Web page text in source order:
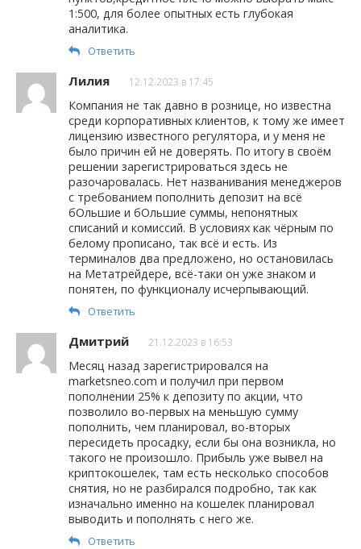
1:500, для более опытных есть глубокая
аналитика.
Ответить
Лилия 12.12.2023 в 17:45
Компания не так давно в рознице, но известна
среди корпоративных клиентов, к тому же имеет
лицензию известного регулятора, и у меня не
было причин ей не доверять. По итогу в своём
решении зарегистрироваться здесь не
разочаровалась. Нет названивания менеджеров
с требованием пополнить депозит на всё
бОльшие и бОльшие суммы, непонятных
списаний и комиссий. В условиях как чёрным по
белому прописано, так всё и есть. Из
терминалов два предложено, но остановилась
на Метатрейдере, всё-таки он уже знаком и
понятен, по функционалу исчерпывающий.
Ответить
Дмитрий 21.12.2023 в 16:53
Месяц назад зарегистрировался на
marketsneo.com и получил при первом
пополнении 25% к депозиту по акции, что
позволило во-первых на меньшую сумму
пополнить, чем планировал, во-вторых
пересидеть просадку, если бы она возникла, но
такого не произошло. Прибыль уже вывел на
криптокошелек, там есть несколько способов
снятия, но не разбирался подробно, так как
изначально именно на кошелек планировал
выводить и пополнять с него же.
Ответить